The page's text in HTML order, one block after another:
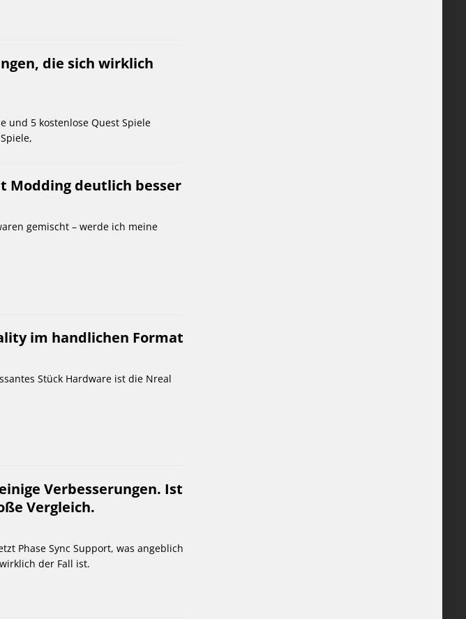
die sich wirklich
und 5 kostenlose Quest Spiele
Modding deutlich besser
gemischt – werde ich meine
im handlichen Format
Stück Hardware ist die Nreal
Verbesserungen. Ist
Vergleich.
Phase Sync Support, was angeblich
der Fall ist.